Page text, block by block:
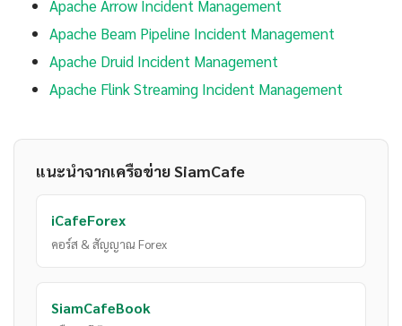
Apache Arrow Incident Management
Apache Beam Pipeline Incident Management
Apache Druid Incident Management
Apache Flink Streaming Incident Management
แนะนำจากเครือข่าย SiamCafe
iCafeForex
คอร์ส & สัญญาณ Forex
SiamCafeBook